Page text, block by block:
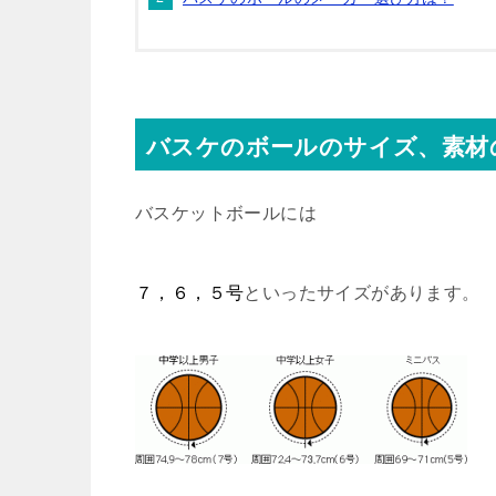
バスケのボールのサイズ、素材
バスケットボールには
７，６，５号といったサイズがあります。